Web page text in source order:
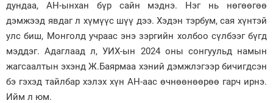
дундаа, АН-ынхан бүр сайн мэднэ. Нэг нь нөгөөгөө
дэмжээд явдаг л хүмүүс шүү дээ. Хэдэн тэрбум, сая хүнтэй
улс биш, Монголд учраас энэ зэргийн холбоо сүлбээг бүгд
мэддэг. Адаглаад л, УИХ-ын 2024 оны сонгуульд намын
жагсаалтын эхэнд Ж.Баярмаа хэний дэмжлэгээр бичигдсэн
бэ гэхэд тайлбар хэлэх хүн АН-аас өчнөөнөөрөө гарч ирнэ.
Ийм л юм.